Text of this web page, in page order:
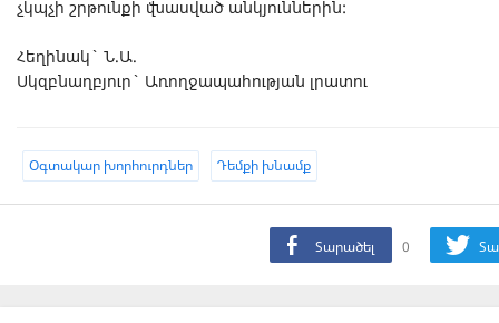
չկպչի շրթունքի վնասված անկյուններին:
Հեղինակ` Ն.Ա.
Սկզբնաղբյուր` Առողջապահության լրատու
Oգտակար խորհուրդներ Դեմքի խնամք
Տարածել 0